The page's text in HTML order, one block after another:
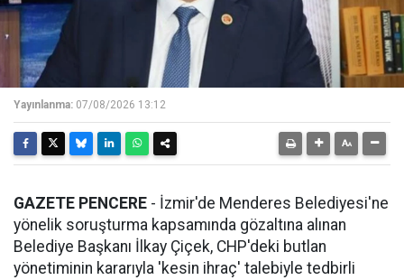
Yayınlanma: 07/08/2026 13:12
GAZETE PENCERE - İzmir'de Menderes Belediyesi'ne
yönelik soruşturma kapsamında gözaltına alınan
Belediye Başkanı İlkay Çiçek, CHP'deki butlan
yönetiminin kararıyla 'kesin ihraç' talebiyle tedbirli